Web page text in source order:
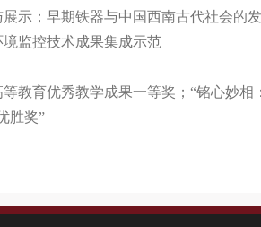
示；早期铁器与中国西南古代社会
监控技术成果集成示范
教育优秀教学成果一等奖；“铭心妙相
胜奖”